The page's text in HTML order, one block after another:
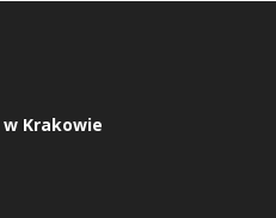
Krakowie